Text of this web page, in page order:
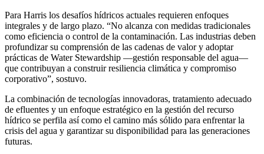
Para Harris los desafíos hídricos actuales requieren enfoques
integrales y de largo plazo. “No alcanza con medidas tradicionales
como eficiencia o control de la contaminación. Las industrias deben
profundizar su comprensión de las cadenas de valor y adoptar
prácticas de Water Stewardship —gestión responsable del agua—
que contribuyan a construir resiliencia climática y compromiso
corporativo”, sostuvo.
La combinación de tecnologías innovadoras, tratamiento adecuado
de efluentes y un enfoque estratégico en la gestión del recurso
hídrico se perfila así como el camino más sólido para enfrentar la
crisis del agua y garantizar su disponibilidad para las generaciones
futuras.